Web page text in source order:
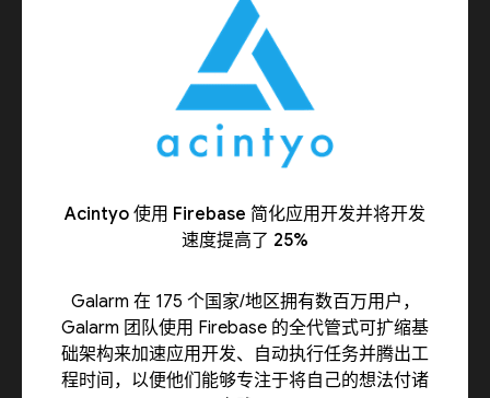
Acintyo 使用 Firebase 简化应用开发并将开发
速度提高了 25%
Galarm 在 175 个国家/地区拥有数百万用户，
Galarm 团队使用 Firebase 的全代管式可扩缩基
础架构来加速应用开发、自动执行任务并腾出工
程时间，以便他们能够专注于将自己的想法付诸